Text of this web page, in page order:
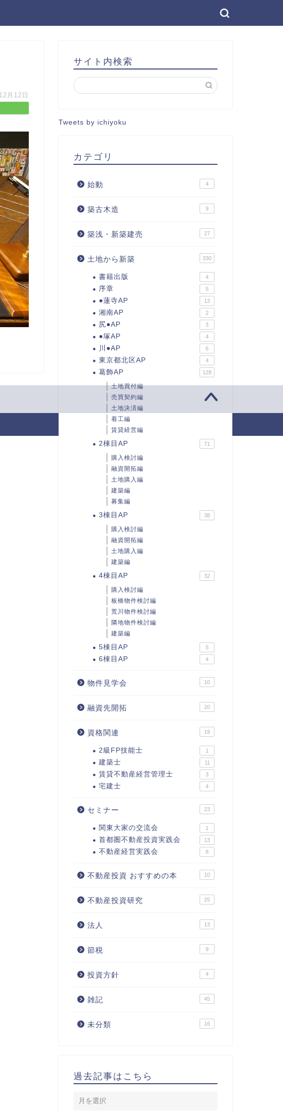
月12日
サイト内検索
Tweets by ichiyoku
カテゴリ
始動 4
築古木造 9
築浅・新築建売 27
土地から新築 330
書籍出版 4
序章 5
●蓮寺AP 13
湘南AP 2
尻●AP 3
●塚AP 4
川●AP 6
東京都北区AP 4
葛飾AP 128
土地買付編
売買契約編
土地決済編
着工編
賃貸経営編
2棟目AP 71
購入検討編
融資開拓編
土地購入編
建築編
募集編
3棟目AP 38
購入検討編
融資開拓編
土地購入編
建築編
4棟目AP 32
購入検討編
板橋物件検討編
荒川物件検討編
隣地物件検討編
建築編
5棟目AP 5
6棟目AP 4
物件見学会 10
融資先開拓 20
資格関連 19
2級FP技能士 1
建築士 11
賃貸不動産経営管理士 3
宅建士 4
セミナー 23
関東大家の交流会 1
首都圏不動産投資実践会 13
不動産経営実践会 8
不動産投資 おすすめの本 10
不動産投資研究 25
法人 13
節税 9
投資方針 4
雑記 45
未分類 16
過去記事はこちら